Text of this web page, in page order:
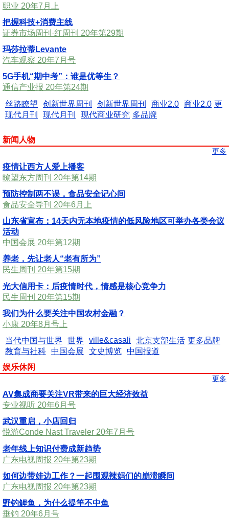
职业 20年7月上
把握科技+消费主线
证券市场周刊·红周刊 20年第29期
玛莎拉蒂Levante
汽车观察 20年7月号
5G手机“期中考”：谁是优等生？
通信产业报 20年第24期
丝路瞭望
创新世界周刊 创新世界周刊 商业2.0 商业2.0
现代月刊
现代月刊 现代商业研究
更
多品牌
新闻人物
更多
疫情让西方人爱上播客
瞭望东方周刊 20年第14期
预防控制两不误，食品安全记心间
食品安全导刊 20年6月上
山东省宣布：14天内无本地疫情的低风险地区可举办各类会议
活动
中国会展 20年第12期
养老，先让老人“老有所为”
民生周刊 20年第15期
光大信用卡：后疫情时代，情感是核心竞争力
民生周刊 20年第15期
我们为什么要关注中国农村金融？
小康 20年8月号上
当代中国与世界
世界 ville&casali
北京支部生活
教育与社科 中国会展 文史博览 中国报道
更多品牌
娱乐休闲
更多
AV集成商要关注VR带来的巨大经济效益
专业视听 20年6月号
武汉重启，小店回归
悦游Conde Nast Traveler 20年7月号
老年线上知识付费成新趋势
广东电视周报 20年第23期
如何边带娃边工作？一起围观辣妈们的崩溃瞬间
广东电视周报 20年第23期
野钓鲤鱼，为什么提竿不中鱼
垂钓 20年6月号